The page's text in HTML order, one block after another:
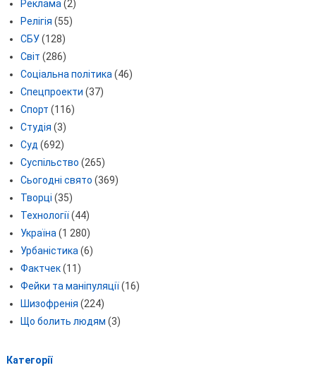
Реклама (2)
Релігія (55)
СБУ(128)
Світ (286)
Соціальна політика (46)
Спецпроекти (37)
Спорт (116)
Студія (3)
Суд (692)
Суспільство (265)
Сьогодні свято (369)
Творці (35)
Технології(44)
Україна (1 280)
Урбаністика (6)
Фактчек(11)
Фейки та маніпуляції(16)
Шизофренія (224)
Що болить людям (3)
Категорії